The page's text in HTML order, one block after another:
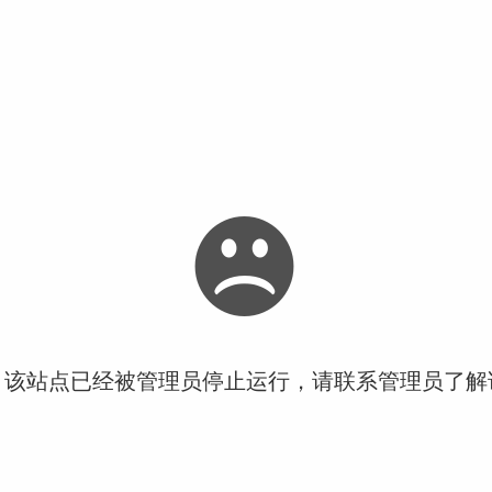
站点已经被管理员停止运行，请联系管理员了